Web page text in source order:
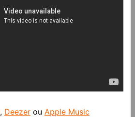
, Deezerou Apple Music